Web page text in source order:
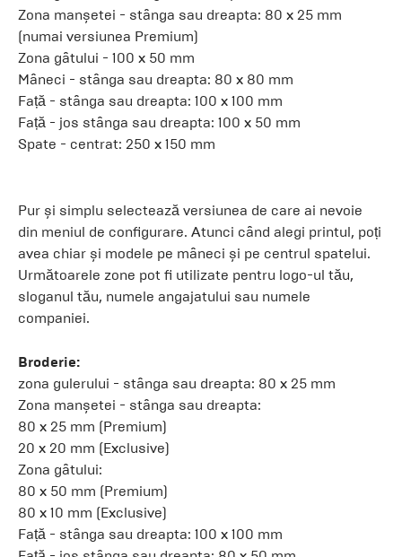
Zona manșetei - stânga sau dreapta: 80 x 25 mm
(numai versiunea Premium)
Zona gâtului - 100 x 50 mm
Mâneci - stânga sau dreapta: 80 x 80 mm
Față - stânga sau dreapta: 100 x 100 mm
Față - jos stânga sau dreapta: 100 x 50 mm
Spate - centrat: 250 x 150 mm
Pur și simplu selectează versiunea de care ai nevoie
din meniul de configurare. Atunci când alegi printul, poți
avea chiar și modele pe mâneci și pe centrul spatelui.
Următoarele zone pot fi utilizate pentru logo-ul tău,
sloganul tău, numele angajatului sau numele
companiei.
Broderie:
zona gulerului - stânga sau dreapta: 80 x 25 mm
Zona manșetei - stânga sau dreapta:
80 x 25 mm (Premium)
20 x 20 mm (Exclusive)
Zona gâtului:
80 x 50 mm (Premium)
80 x 10 mm (Exclusive)
Față - stânga sau dreapta: 100 x 100 mm